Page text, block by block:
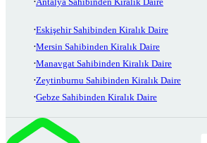
Eskişehir Sahibinden Kiralık Daire
Mersin Sahibinden Kiralık Daire
Manavgat Sahibinden Kiralık Daire
Zeytinburnu Sahibinden Kiralık Daire
Gebze Sahibinden Kiralık Daire